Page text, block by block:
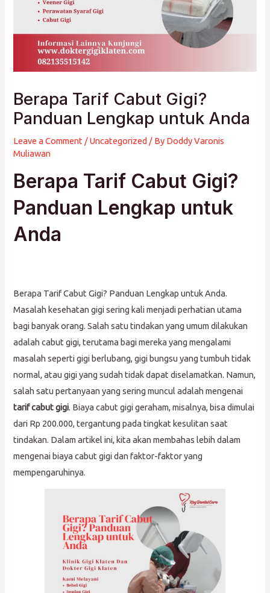
Berapa Tarif Cabut Gigi?
Panduan Lengkap untuk Anda
Leave a Comment /Uncategorized / By Doddy Varonis
Muliawan
Berapa Tarif Cabut Gigi?
Panduan Lengkap untuk
Anda
Berapa Tarif Cabut Gigi? Panduan Lengkap untuk Anda.
Masalah kesehatan gigi sering kali menjadi perhatian utama
bagi banyak orang. Salah satu tindakan yang umum dilakukan
adalah cabut gigi, terutama bagi mereka yang mengalami
masalah seperti gigi berlubang, gigi bungsu yang tumbuh tidak
normal, atau gigi yang sudah tidak dapat diselamatkan. Namun,
salah satu pertanyaan yang sering muncul adalah mengenai
tarif cabut gigi. Biaya cabut gigi geraham, misalnya, bisa dimulai
dari Rp 200.000, tergantung pada tingkat kesulitan saat
tindakan. Dalam artikel ini, kita akan membahas lebih dalam
mengenai biaya cabut gigi dan faktor-faktor yang
mempengaruhinya.